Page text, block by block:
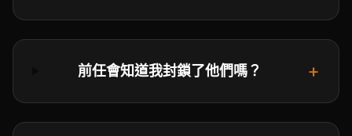
前任會知道我封鎖了他們嗎？ +